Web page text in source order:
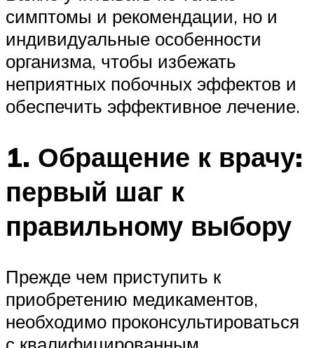
симптомы и рекомендации, но и
индивидуальные особенности
организма, чтобы избежать
неприятных побочных эффектов и
обеспечить эффективное лечение.
1. Обращение к врачу:
первый шаг к
правильному выбору
Прежде чем приступить к
приобретению медикаментов,
необходимо проконсультироваться